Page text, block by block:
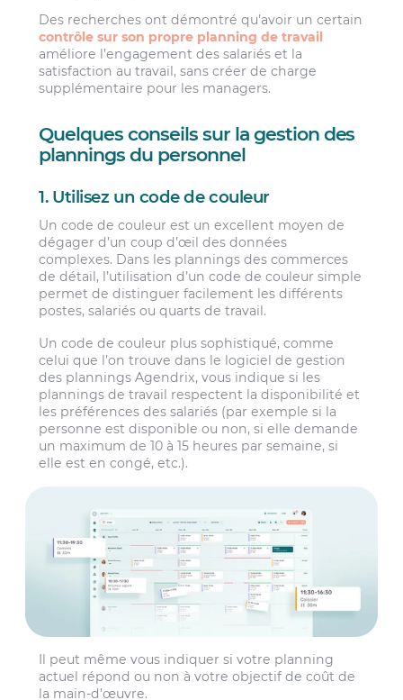
Des recherches ont démontré qu’avoir un certain
contrôle sur son propre planning de travail
améliore l’engagement des salariés et la
satisfaction au travail, sans créer de charge
supplémentaire pour les managers.
Quelques conseils sur la gestion des
plannings du personnel
1. Utilisez un code de couleur
Un code de couleur est un excellent moyen de
dégager d’un coup d’œil des données
complexes. Dans les plannings des commerces
de détail, l’utilisation d’un code de couleur simple
permet de distinguer facilement les différents
postes, salariés ou quarts de travail.
Un code de couleur plus sophistiqué, comme
celui que l’on trouve dans le logiciel de gestion
des plannings Agendrix, vous indique si les
plannings de travail respectent la disponibilité et
les préférences des salariés (par exemple si la
personne est disponible ou non, si elle demande
un maximum de 10 à 15 heures par semaine, si
elle est en congé, etc.).
Il peut même vous indiquer si votre planning
actuel répond ou non à votre objectif de coût de
la main-d’œuvre.